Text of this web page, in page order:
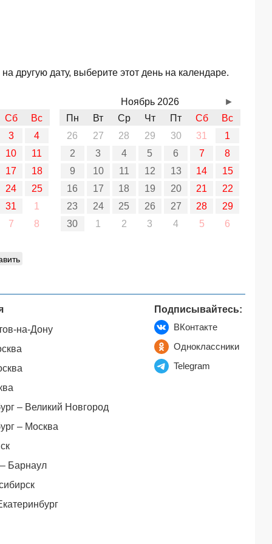
другую дату, выберите этот день на календаре.
Сб
Вс
3
4
10
11
17
18
24
25
31
1
7
8
Ноябрь 2026
Пн
Вт Ср Чт Пт Сб
Вс
26
27 28 29 30 31
1
2
3 4 5 6 7
8
9
10 11 12 13 14
15
16
17 18 19 20 21
22
23
24 25 26 27 28
29
30
1 2 3 4 5 6
►
на-Дону
– Великий Новгород
– Москва
Барнаул
Подписывайтесь:
ВКонтакте
Одноклассники
Telegram